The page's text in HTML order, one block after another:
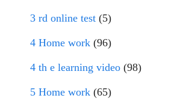
3 rd online test (5)
4 Home work (96)
4 th e learning video (98)
5 Home work (65)